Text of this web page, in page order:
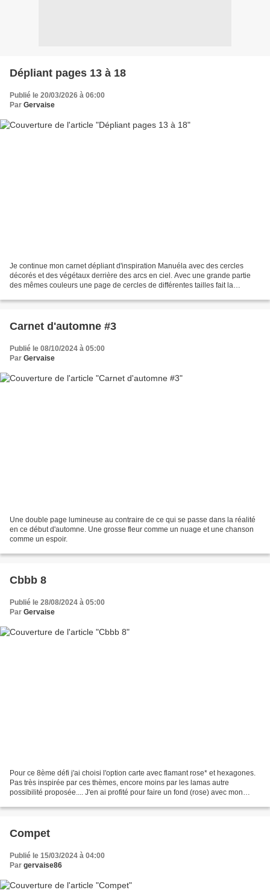
Dépliant pages 13 à 18
Publié le 20/03/2026 à 06:00
Par Gervaise
Je continue mon carnet dépliant d'inspiration Manuéla avec des cercles
décorés et des végétaux derrière des arcs en ciel. Avec une grande partie
des mêmes couleurs une page de cercles de différentes tailles fait la
Carnet d'automne #3
Publié le 08/10/2024 à 05:00
Par Gervaise
Une double page lumineuse au contraire de ce qui se passe dans la réalité
en ce début d'automne. Une grosse fleur comme un nuage et une chanson
comme un espoir.
Cbbb 8
Publié le 28/08/2024 à 05:00
Par Gervaise
Pour ce 8ème défi j'ai choisi l'option carte avec flamant rose* et hexagones.
Pas très inspirée par ces thèmes, encore moins par les lamas autre
possibilité proposée.... J'en ai profité pour faire un fond (rose) avec mon
Compet
Publié le 15/03/2024 à 04:00
Par gervaise86